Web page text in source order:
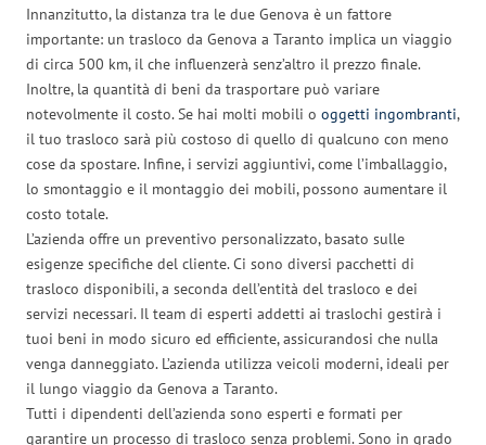
Innanzitutto, la distanza tra le due Genova è un fattore
importante: un trasloco da Genova a Taranto implica un viaggio
di circa 500 km, il che influenzerà senz’altro il prezzo finale.
Inoltre, la quantità di beni da trasportare può variare
notevolmente il costo. Se hai molti mobili o oggetti ingombranti,
il tuo trasloco sarà più costoso di quello di qualcuno con meno
cose da spostare. Infine, i servizi aggiuntivi, come l’imballaggio,
lo smontaggio e il montaggio dei mobili, possono aumentare il
costo totale.
L’azienda offre un preventivo personalizzato, basato sulle
esigenze specifiche del cliente. Ci sono diversi pacchetti di
trasloco disponibili, a seconda dell’entità del trasloco e dei
servizi necessari. Il team di esperti addetti ai traslochi gestirà i
tuoi beni in modo sicuro ed efficiente, assicurandosi che nulla
venga danneggiato. L’azienda utilizza veicoli moderni, ideali per
il lungo viaggio da Genova a Taranto.
Tutti i dipendenti dell’azienda sono esperti e formati per
garantire un processo di trasloco senza problemi. Sono in grado